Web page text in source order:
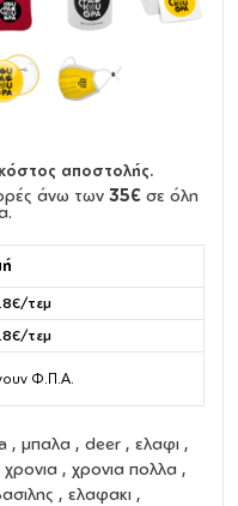
αποστολής.
άνω των 35€ σε όλη
τεμ
τεμ
Φ.Π.Α.
, μπαλα , deer , ελαφι ,
, χρονια πολλα ,
, ελαφακι ,